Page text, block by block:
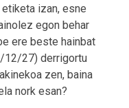
izan, esne
egon behar
ere beste hainbat
12/27) derrigortu
zen, baina
nork esan?